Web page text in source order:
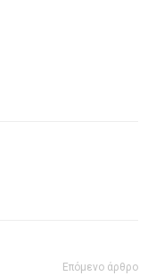
Επόμενο άρθρο